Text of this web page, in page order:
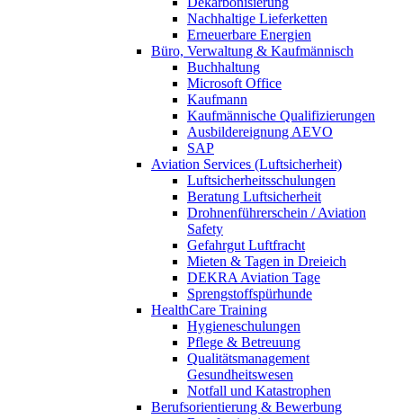
Nachhaltige Lieferketten
Erneuerbare Energien
Büro, Verwaltung & Kaufmännisch
Buchhaltung
Microsoft Office
Kaufmann
Kaufmännische Qualifizierungen
Ausbildereignung AEVO
SAP
Aviation Services (Luftsicherheit)
Luftsicherheitsschulungen
Beratung Luftsicherheit
Drohnenführerschein / Aviation
Safety
Gefahrgut Luftfracht
Mieten & Tagen in Dreieich
DEKRA Aviation Tage
Sprengstoffspürhunde
HealthCare Training
Hygieneschulungen
Pflege & Betreuung
Qualitätsmanagement
Gesundheitswesen
Notfall und Katastrophen
Berufsorientierung & Bewerbung